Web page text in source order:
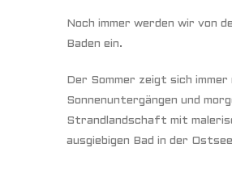
Noch immer werden wir von
Baden ein.
Der Sommer zeigt sich
Sonnenuntergängen und
Strandlandschaft mit
ausgiebigen Bad in der